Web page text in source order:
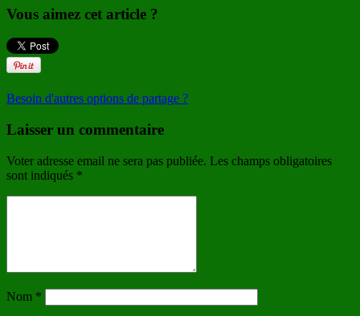
Vous aimez cet article ?
Besoin d'autres options de partage ?
Laisser un commentaire
Voter adresse email ne sera pas publiée. Les champs obligatoires
sont indiqués *
Nom *